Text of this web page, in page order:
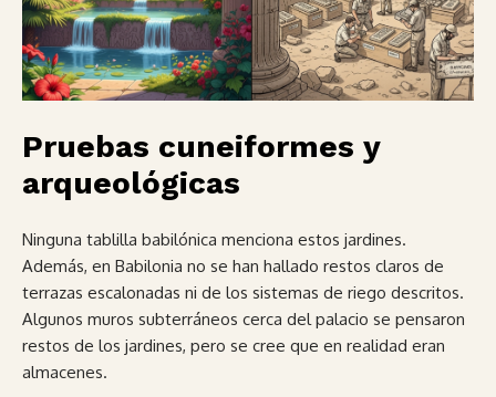
Pruebas cuneiformes y
arqueológicas
Ninguna tablilla babilónica menciona estos jardines.
Además, en Babilonia no se han hallado restos claros de
terrazas escalonadas ni de los sistemas de riego descritos.
Algunos muros subterráneos cerca del palacio se pensaron
restos de los jardines, pero se cree que en realidad eran
almacenes.